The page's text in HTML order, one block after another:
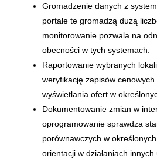
Gromadzenie danych z
portale te gromadzą dużą
monitorowanie pozwala na
obecności w tych systemach.
Raportowanie wybranych
weryfikację zapisów cenowych
wyświetlania ofert w
Dokumentowanie zmian w
oprogramowanie sprawdza
porównawczych w
orientacji w działaniach